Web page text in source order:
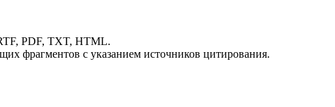
PDF, TXT, HTML.
фрагментов с указанием источников цитирования.